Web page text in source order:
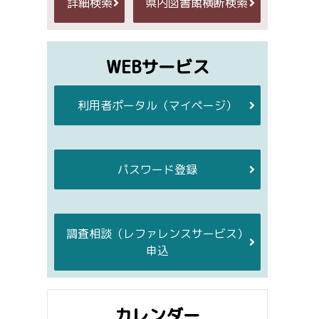
WEBサービス
利用者ポータル （マイページ）
パスワード登録
調査相談 （レファレンスサービス）
申込